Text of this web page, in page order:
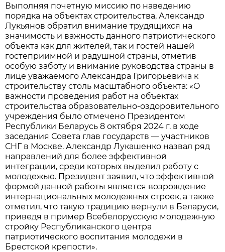
Выполняя почетную миссию по наведению
порядка на объектах строительства, Александр
Лукьянов обратил внимание трудящихся на
значимость и важность данного патриотического
объекта как для жителей, так и гостей нашей
гостеприимной и радушной страны, отметив
особую заботу и внимание руководства страны в
лице уважаемого Александра Григорьевича к
строительству столь масштабного объекта: «О
важности проведения работ на объектах
строительства образовательно-оздоровительного
учреждения было отмечено Президентом
Республики Беларусь 8 октября 2024 г. в ходе
заседания Совета глав государств — участников
СНГ в Москве. Александр Лукашенко назвал ряд
направлений для более эффективной
интеграции, среди которых выделил работу с
молодежью. Президент заявил, что эффективной
формой данной работы является возрождение
интернациональных молодежных строек, а также
отметил, что такую традицию вернули в Беларуси,
приведя в пример Всебелорусскую молодежную
стройку Республиканского центра
патриотического воспитания молодежи в
Брестской крепости».